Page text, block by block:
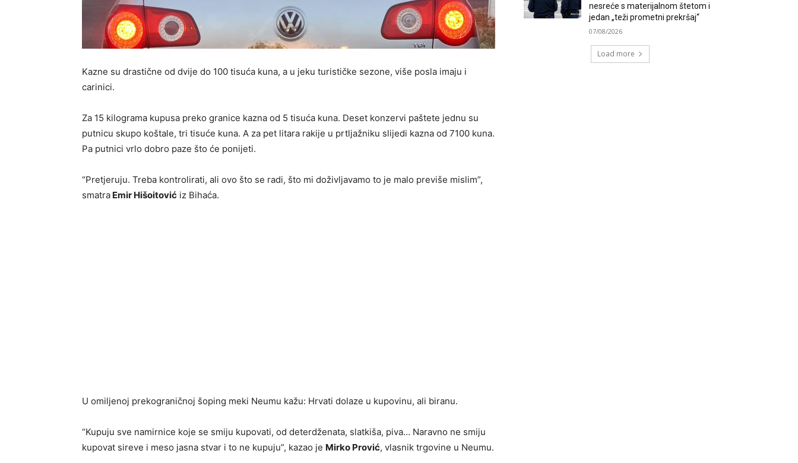
Kazne su drastične od dvije do 100 tisuća kuna, a u jeku turističke sezone, više posla imaju i
carinici.
Za 15 kilograma kupusa preko granice kazna od 5 tisuća kuna. Deset konzervi paštete jednu su
putnicu skupo koštale, tri tisuće kuna. A za pet litara rakije u prtljažniku slijedi kazna od 7100 kuna.
Pa putnici vrlo dobro paze što će ponijeti.
“Pretjeruju. Treba kontrolirati, ali ovo što se radi, što mi doživljavamo to je malo previše mislim”,
smatra Emir Hišoitović iz Bihaća.
U omiljenoj prekograničnoj šoping meki Neumu kažu: Hrvati dolaze u kupovinu, ali biranu.
“Kupuju sve namirnice koje se smiju kupovati, od deterdženata, slatkiša, piva… Naravno ne smiju
kupovat sireve i meso jasna stvar i to ne kupuju”, kazao je Mirko Prović, vlasnik trgovine u Neumu.
nesreće s materijalnom štetom i
jedan „teži prometni prekršaj“
07/08/2026
Load more